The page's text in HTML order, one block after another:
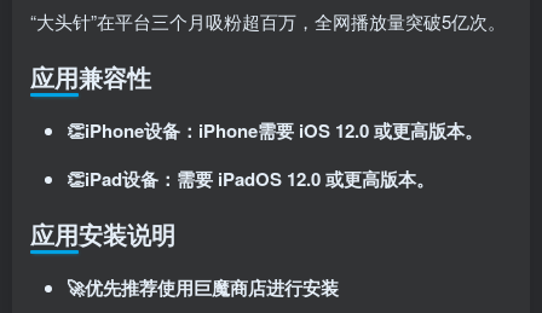
“大头针”在平台三个月吸粉超百万，全网播放量突破5亿次。
应用兼容性
👏iPhone设备：iPhone需要 iOS 12.0 或更高版本。
👏iPad设备：需要 iPadOS 12.0 或更高版本。
应用安装说明
🚀优先推荐使用巨魔商店进行安装